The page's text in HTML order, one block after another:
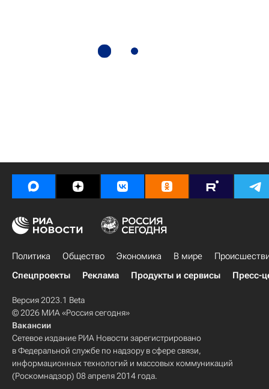
Политика Общество Экономика В мире
Спецпроекты
Реклама Продукты и сервисы Пресс-
Версия 2023.1 Beta
© 2026 МИА «Россия сегодня»
Вакансии
Сетевое издание РИА Новости зарегистрировано
в Федеральной службе по надзору в сфере связи,
информационных технологий и массовых коммуникаций
(Роскомнадзор) 08 апреля 2014 года.